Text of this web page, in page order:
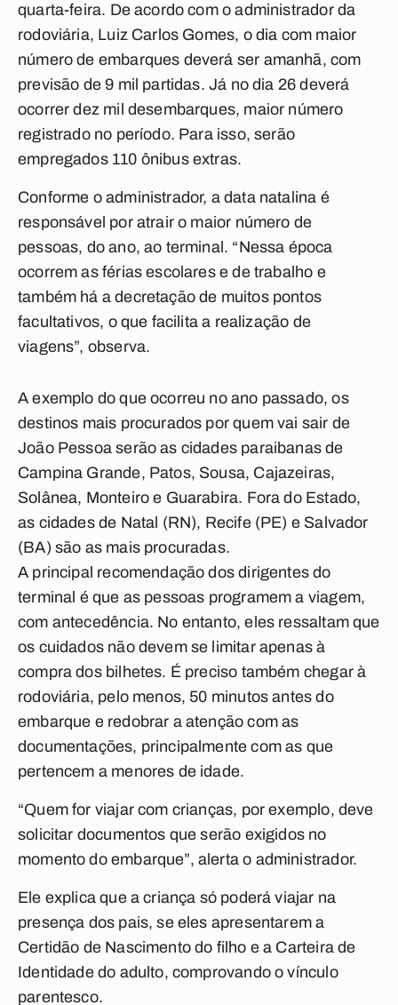
quarta-feira. De acordo com o administrador da
rodoviária, Luiz Carlos Gomes, o dia com maior
número de embarques deverá ser amanhã, com
previsão de 9 mil partidas. Já no dia 26 deverá
ocorrer dez mil desembarques, maior número
registrado no período. Para isso, serão
empregados 110 ônibus extras.
Conforme o administrador, a data natalina é
responsável por atrair o maior número de
pessoas, do ano, ao terminal. “Nessa época
ocorrem as férias escolares e de trabalho e
também há a decretação de muitos pontos
facultativos, o que facilita a realização de
viagens”, observa.
A exemplo do que ocorreu no ano passado, os
destinos mais procurados por quem vai sair de
João Pessoa serão as cidades paraibanas de
Campina Grande, Patos, Sousa, Cajazeiras,
Solânea, Monteiro e Guarabira. Fora do Estado,
as cidades de Natal (RN), Recife (PE) e Salvador
(BA) são as mais procuradas.
A principal recomendação dos dirigentes do
terminal é que as pessoas programem a viagem,
com antecedência. No entanto, eles ressaltam que
os cuidados não devem se limitar apenas à
compra dos bilhetes. É preciso também chegar à
rodoviária, pelo menos, 50 minutos antes do
embarque e redobrar a atenção com as
documentações, principalmente com as que
pertencem a menores de idade.
“Quem for viajar com crianças, por exemplo, deve
solicitar documentos que serão exigidos no
momento do embarque”, alerta o administrador.
Ele explica que a criança só poderá viajar na
presença dos pais, se eles apresentarem a
Certidão de Nascimento do filho e a Carteira de
Identidade do adulto, comprovando o vínculo
parentesco.